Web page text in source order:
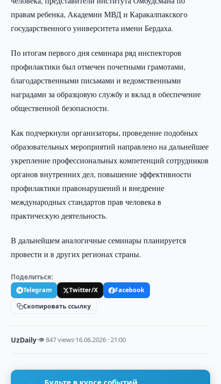
правам ребенка, Академии МВД и Каракалпакского
государственного университета имени Бердаха.
По итогам первого дня семинара ряд инспекторов
профилактики был отмечен почетными грамотами,
благодарственными письмами и ведомственными
наградами за образцовую службу и вклад в обеспечение
общественной безопасности.
Как подчеркнули организаторы, проведение подобных
образовательных мероприятий направлено на дальнейшее
укрепление профессиональных компетенций сотрудников
органов внутренних дел, повышение эффективности
профилактики правонарушений и внедрение
международных стандартов прав человека в
практическую деятельность.
В дальнейшем аналогичные семинары планируется
провести и в других регионах страны.
Поделиться:
Telegram Twitter/X
Facebook
Скопировать ссылку
UzDaily·👁 847 views·16.06.2026 · 21:00
Будьте в курсе событий